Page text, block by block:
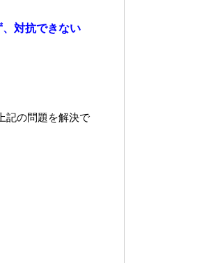
対抗できない
記の問題を解決で